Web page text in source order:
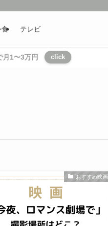
食 テレビ
月1〜3万円 click
おすすめ映画